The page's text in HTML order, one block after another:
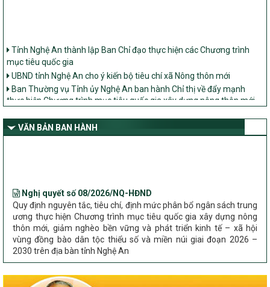
mục tiêu quốc gia
UBND tỉnh Nghệ An cho ý kiến bộ tiêu chí xã Nông thôn mới
Ban Thường vụ Tỉnh ủy Nghệ An ban hành Chỉ thị về đẩy mạnh
thực hiện Chương trình mục tiêu quốc gia xây dựng nông thôn mới,
giảm nghèo bền vững và phát triển kinh tế – xã hội vùng đồng bào
Nghệ An
VĂN BẢN BAN HÀNH
Quy định nguyên tắc, tiêu chí, định mức phân bổ ngân sách trung
ương thực hiện Chương trình mục tiêu quốc gia xây dựng nông
thôn mới, giảm nghèo bền vững và phát triển kinh tế – xã hội
vùng đồng bào dân tộc thiểu số và miền núi giai đoạn 2026 –
2030 trên địa bàn tỉnh Nghệ An
Chỉ Thị số 22-CT/TU
nông thôn mới, giảm nghèo bền vững và phát triển kinh tế – xã